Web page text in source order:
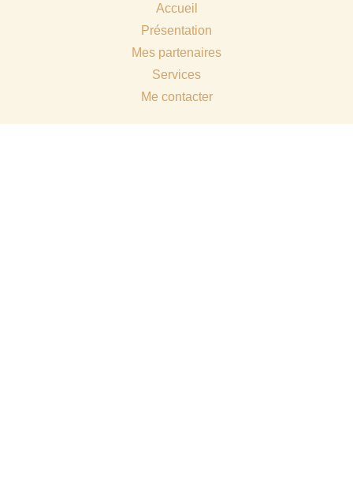
Accueil
Présentation
Mes partenaires
Services
Me contacter